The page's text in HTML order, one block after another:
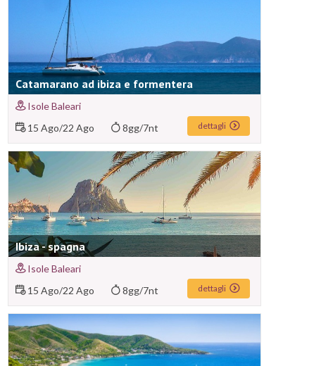
Catamarano ad ibiza e formentera
Isole Baleari
15 Ago/22 Ago 8gg/7nt dettagli
Ibiza - spagna
Isole Baleari
15 Ago/22 Ago 8gg/7nt dettagli